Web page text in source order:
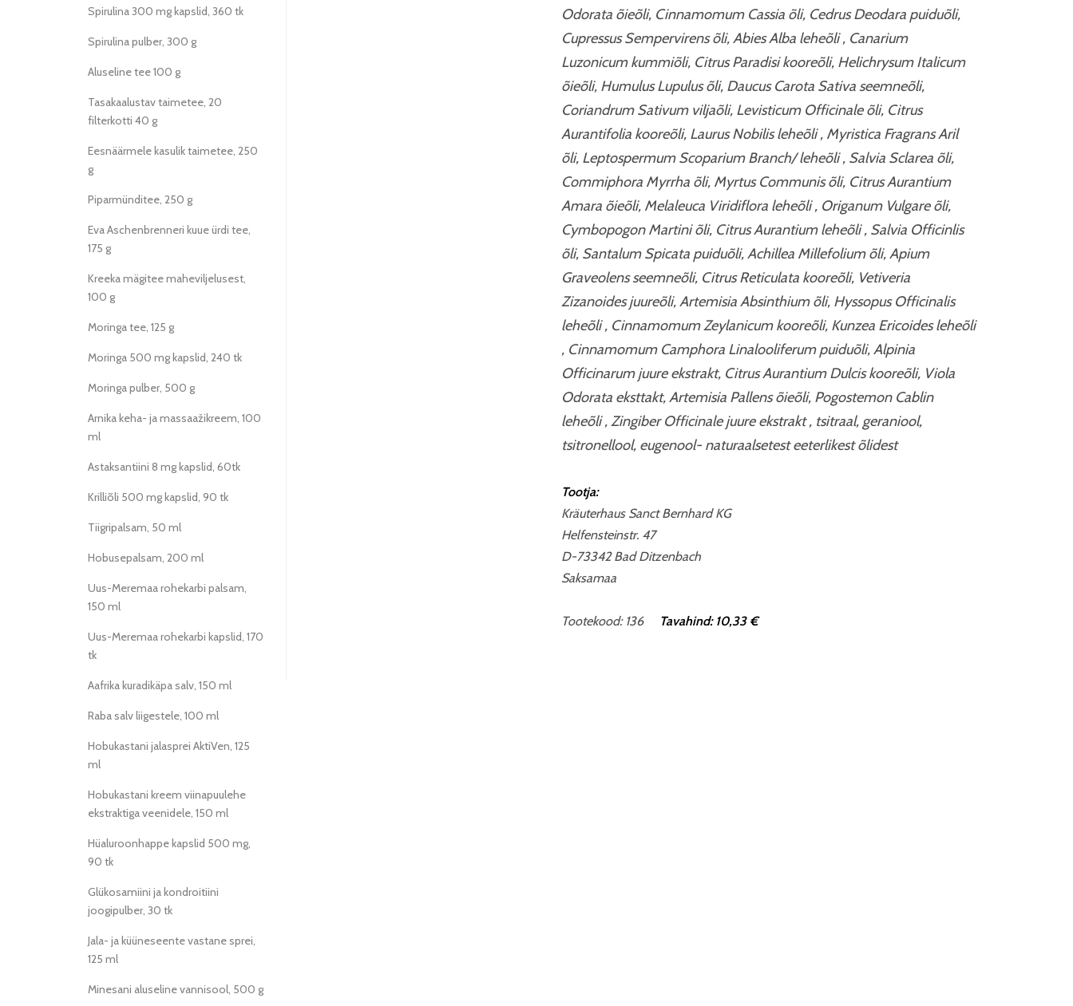
Spirulina 300 mg kapslid, 360 tk
Spirulina pulber, 300 g
Aluseline tee 100 g
Tasakaalustav taimetee, 20
filterkotti 40 g
Eesnäärmele kasulik taimetee, 250
g
Piparmünditee, 250 g
Eva Aschenbrenneri kuue ürdi tee,
175 g
Kreeka mägitee maheviljelusest,
100 g
Moringa tee, 125 g
Moringa 500 mg kapslid, 240 tk
Moringa pulber, 500 g
Arnika keha- ja massaažikreem, 100
ml
Astaksantiini 8 mg kapslid, 60tk
Krilliõli 500 mg kapslid, 90 tk
Tiigripalsam, 50 ml
Hobusepalsam, 200 ml
Uus-Meremaa rohekarbi palsam,
150 ml
Uus-Meremaa rohekarbi kapslid, 170
tk
Aafrika kuradikäpa salv, 150 ml
Raba salv liigestele, 100 ml
Hobukastani jalasprei AktiVen, 125
ml
Hobukastani kreem viinapuulehe
ekstraktiga veenidele, 150 ml
Hüaluroonhappe kapslid 500 mg,
90 tk
Glükosamiini ja kondroitiini
joogipulber, 30 tk
Jala- ja küüneseente vastane sprei,
125 ml
Minesani aluseline vannisool, 500 g
Odorata õieõli, Cinnamomum Cassia õli, Cedrus Deodara puiduõli,
Cupressus Sempervirens õli, Abies Alba leheõli , Canarium
Luzonicum kummiõli, Citrus Paradisi kooreõli, Helichrysum Italicum
õieõli, Humulus Lupulus õli, Daucus Carota Sativa seemneõli,
Coriandrum Sativum viljaõli, Levisticum Officinale õli, Citrus
Aurantifolia kooreõli, Laurus Nobilis leheõli , Myristica Fragrans Aril
õli, Leptospermum Scoparium Branch/ leheõli , Salvia Sclarea õli,
Commiphora Myrrha õli, Myrtus Communis õli, Citrus Aurantium
Amara õieõli, Melaleuca Viridiflora leheõli , Origanum Vulgare õli,
Cymbopogon Martini õli, Citrus Aurantium leheõli , Salvia Officinlis
õli, Santalum Spicata puiduõli, Achillea Millefolium õli, Apium
Graveolens seemneõli, Citrus Reticulata kooreõli, Vetiveria
Zizanoides juureõli, Artemisia Absinthium õli, Hyssopus Officinalis
leheõli , Cinnamomum Zeylanicum kooreõli, Kunzea Ericoides leheõli
, Cinnamomum Camphora Linalooliferum puiduõli, Alpinia
Officinarum juure ekstrakt, Citrus Aurantium Dulcis kooreõli, Viola
Odorata eksttakt, Artemisia Pallens õieõli, Pogostemon Cablin
leheõli , Zingiber Officinale juure ekstrakt , tsitraal, geraniool,
tsitronellool, eugenool- naturaalsetest eeterlikest õlidest
Tootja:
Kräuterhaus Sanct Bernhard KG
Helfensteinstr. 47
D-73342 Bad Ditzenbach
Saksamaa
Tootekood: 136 Tavahind: 10,33 €